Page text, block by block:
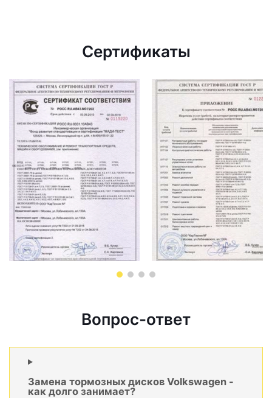
Сертификаты
Вопрос-ответ
Замена тормозных дисков Volkswagen -
как долго занимает?